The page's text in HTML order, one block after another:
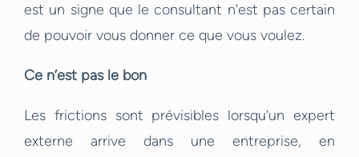
est un signe que le consultant n'est pas certain
de pouvoir vous donner ce que vous voulez.
Ce n’est pas le bon
Les frictions sont prévisibles lorsqu’un expert
externe arrive dans une entreprise, en